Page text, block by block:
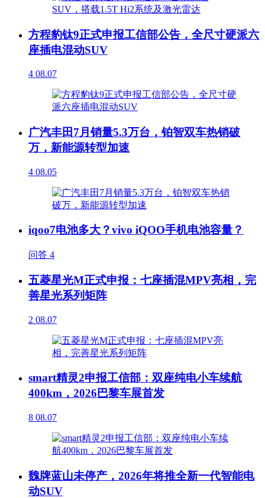
方程豹钛9正式申报工信部公告，全尺寸硬派六
座插电混动SUV
4 08.07
广汽丰田7月销量5.3万台，铂智双车热销破
万，新能源转型加速
4 08.05
iqoo7电池多大？vivo iQOO手机电池容量？
问答 4
五菱星光M正式申报：七座插混MPV亮相，完
善星光系列矩阵
2 08.07
smart精灵2申报工信部：双座纯电小车续航
400km，2026巴黎车展首发
8 08.07
魏牌蓝山未停产，2026年将推全新一代智能电
动SUV